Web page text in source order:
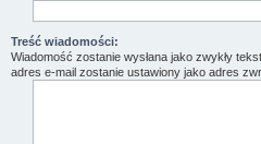
Treść wiadomości:
Wiadomość zostanie wysłana jako zwykły
adres e-mail zostanie ustawiony jako adres